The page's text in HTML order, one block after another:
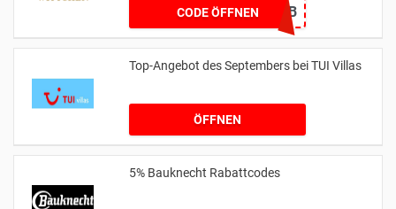
CODE ÖFFNEN666EF2CB
Top-Angebot des Septembers bei TUI Villas
ÖFFNEN
5% Bauknecht Rabattcodes